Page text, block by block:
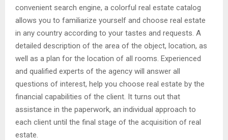
convenient search engine, a colorful real estate catalog
allows you to familiarize yourself and choose real estate
in any country according to your tastes and requests. A
detailed description of the area of ​​the object, location, as
well as a plan for the location of all rooms. Experienced
and qualified experts of the agency will answer all
questions of interest, help you choose real estate by the
financial capabilities of the client. It turns out that
assistance in the paperwork, an individual approach to
each client until the final stage of the acquisition of real
estate.